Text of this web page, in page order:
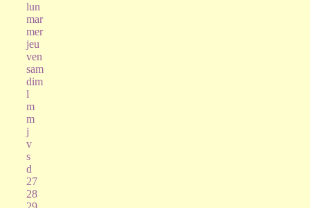
lun
mar
mer
jeu
ven
sam
dim
l
m
m
j
v
s
d
27
28